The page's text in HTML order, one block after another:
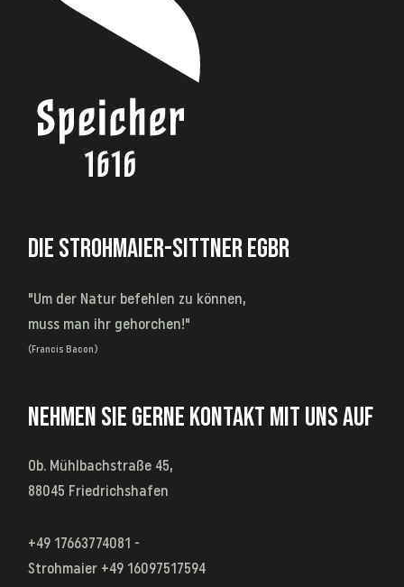
DIE STROHMAIER-SITTNER EGBR
"Um der Natur befehlen zu können,
muss man ihr gehorchen!"
(Francis Bacon)
NEHMEN SIE GERNE KONTAKT MIT UNS AUF
Ob. Mühlbachstraße 45,
88045 Friedrichshafen
+49 17663774081 -
Strohmaier +49 16097517594